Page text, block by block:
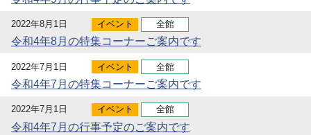
2022年8月1日 イベント 全館
令和4年8月の特集コーナーご案内です
2022年7月1日 イベント 全館
令和4年7月の特集コーナーご案内です
2022年7月1日 イベント 全館
令和4年7月の行事予定のご案内です